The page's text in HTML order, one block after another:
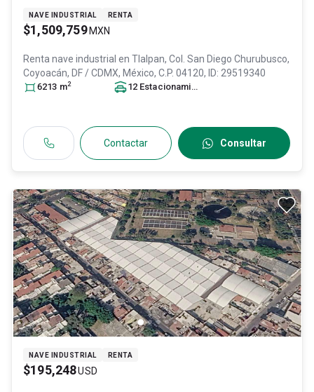
NAVE INDUSTRIAL RENTA
$1,509,759 MXN
Renta nave industrial en Tlalpan, Col. San Diego Churubusco,
Coyoacán, DF / CDMX, México, C.P. 04120, ID: 29519340
6213 m2 12 Estacionamiento
Contactar Consultar
NAVE INDUSTRIAL RENTA
$195,248USD